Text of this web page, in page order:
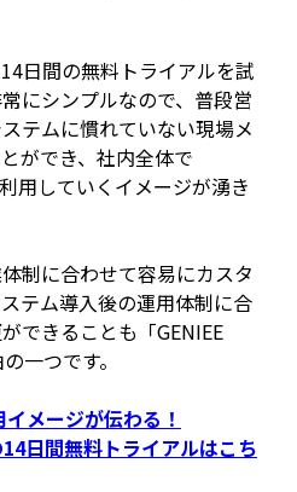
日間の無料トライアルを試
にシンプルなので、普段営
テムに慣れていない現場メ
ができ、社内全体で
利用していくイメージが湧き
制に合わせて容易にカスタ
テム導入後の運用体制に合
できることも「GENIEE
一つです。
メージが伝わる！
14日間無料トライアルはこち